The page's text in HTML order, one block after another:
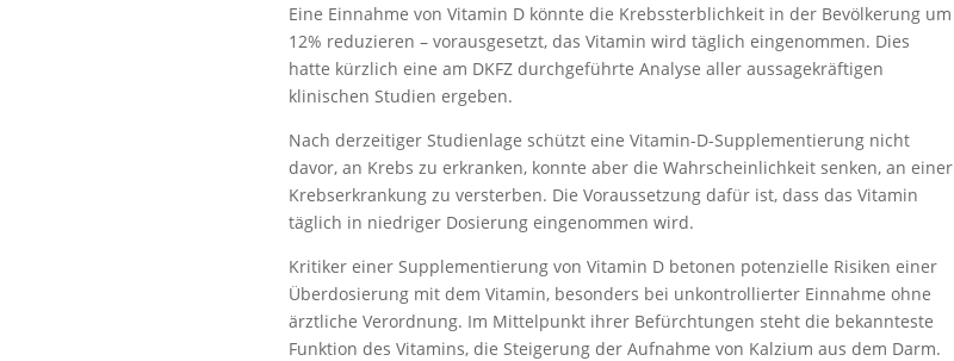
Eine Einnahme von Vitamin D könnte die Krebssterblichkeit in der Bevölkerung um
12% reduzieren – vorausgesetzt, das Vitamin wird täglich eingenommen. Dies
hatte kürzlich eine am DKFZ durchgeführte Analyse aller aussagekräftigen
klinischen Studien ergeben.
Nach derzeitiger Studienlage schützt eine Vitamin-D-Supplementierung nicht
davor, an Krebs zu erkranken, konnte aber die Wahrscheinlichkeit senken, an einer
Krebserkrankung zu versterben. Die Voraussetzung dafür ist, dass das Vitamin
täglich in niedriger Dosierung eingenommen wird.
Kritiker einer Supplementierung von Vitamin D betonen potenzielle Risiken einer
Überdosierung mit dem Vitamin, besonders bei unkontrollierter Einnahme ohne
ärztliche Verordnung. Im Mittelpunkt ihrer Befürchtungen steht die bekannteste
Funktion des Vitamins, die Steigerung der Aufnahme von Kalzium aus dem Darm.